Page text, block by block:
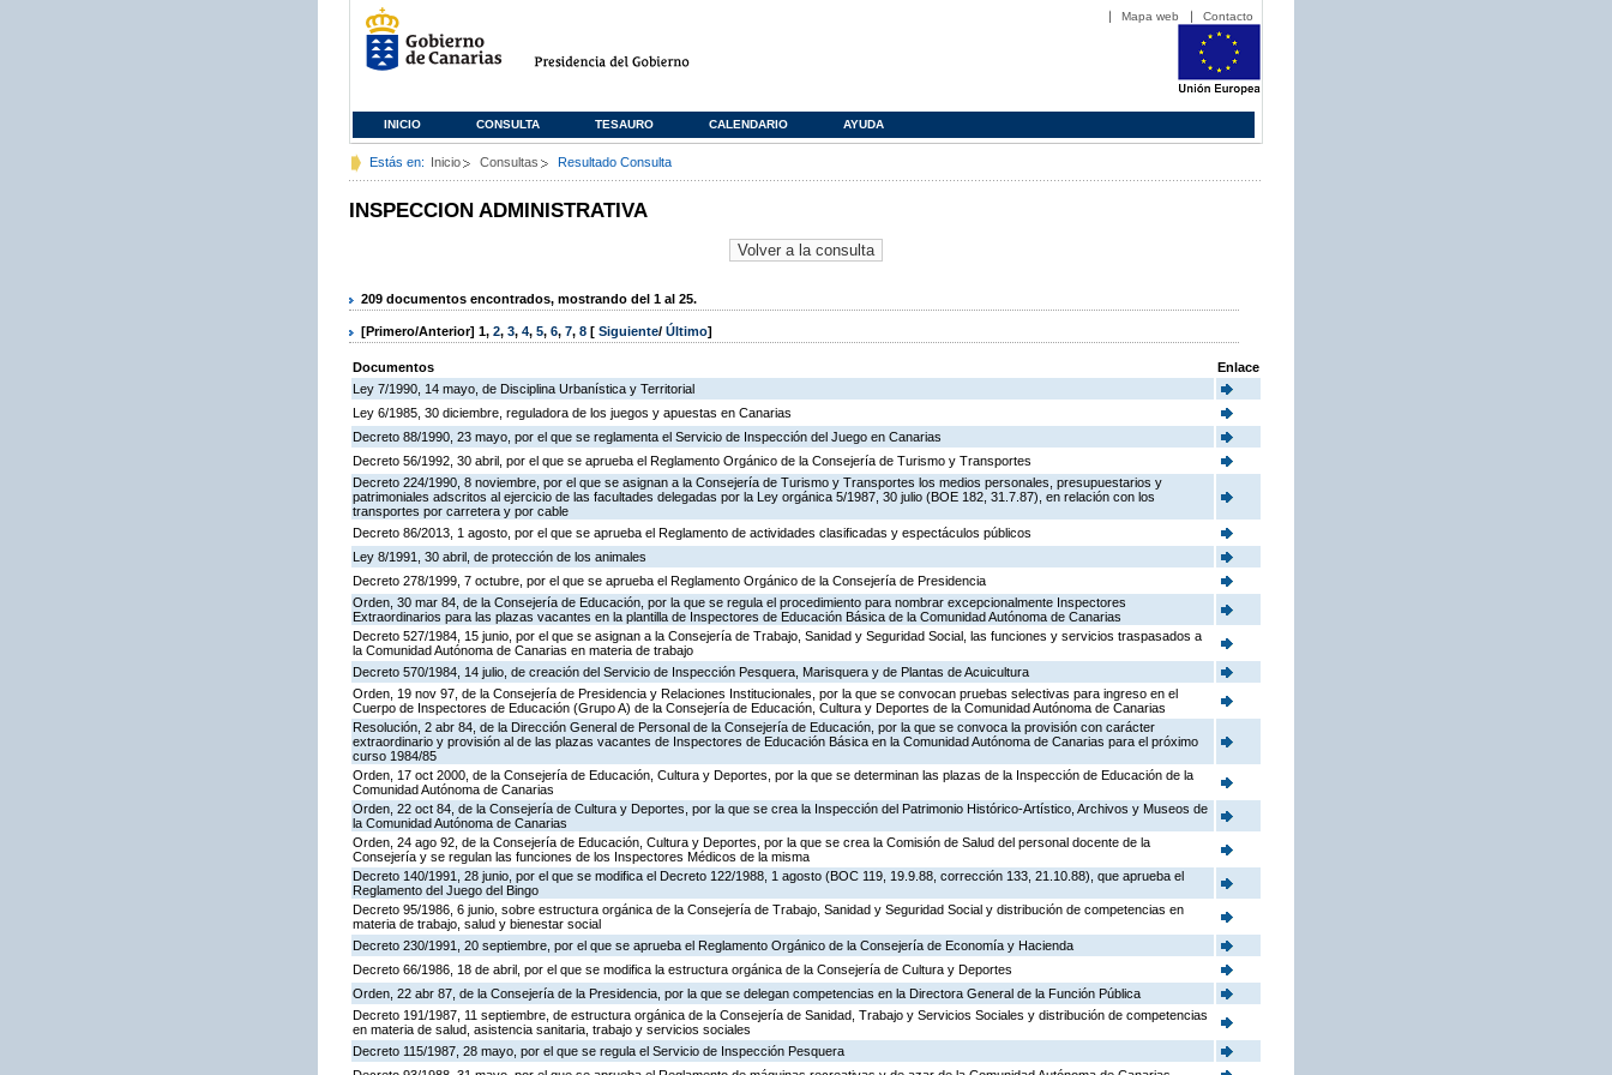
Mapa web Contacto
INICIO CONSULTA TESAURO CALENDARIO AYUDA
Estás en: Inicio Consultas Resultado Consulta
INSPECCION ADMINISTRATIVA
209 documentos encontrados, mostrando del 1 al 25.
[Primero/Anterior] 1, 2, 3, 4, 5, 6, 7, 8 [ Siguiente/ Último]
Documentos
Enlace
Ley 7/1990, 14 mayo, de Disciplina Urbanística y Territorial
Ley 6/1985, 30 diciembre, reguladora de los juegos y apuestas en Canarias
Decreto 88/1990, 23 mayo, por el que se reglamenta el Servicio de Inspección del Juego en Canarias
Decreto 56/1992, 30 abril, por el que se aprueba el Reglamento Orgánico de la Consejería de Turismo y Transportes
Decreto 224/1990, 8 noviembre, por el que se asignan a la Consejería de Turismo y Transportes los medios personales, presupuestarios y
patrimoniales adscritos al ejercicio de las facultades delegadas por la Ley orgánica 5/1987, 30 julio (BOE 182, 31.7.87), en relación con los
transportes por carretera y por cable
Decreto 86/2013, 1 agosto, por el que se aprueba el Reglamento de actividades clasificadas y espectáculos públicos
Ley 8/1991, 30 abril, de protección de los animales
Decreto 278/1999, 7 octubre, por el que se aprueba el Reglamento Orgánico de la Consejería de Presidencia
Orden, 30 mar 84, de la Consejería de Educación, por la que se regula el procedimiento para nombrar excepcionalmente Inspectores
Extraordinarios para las plazas vacantes en la plantilla de Inspectores de Educación Básica de la Comunidad Autónoma de Canarias
Decreto 527/1984, 15 junio, por el que se asignan a la Consejería de Trabajo, Sanidad y Seguridad Social, las funciones y servicios traspasados a
la Comunidad Autónoma de Canarias en materia de trabajo
Decreto 570/1984, 14 julio, de creación del Servicio de Inspección Pesquera, Marisquera y de Plantas de Acuicultura
Orden, 19 nov 97, de la Consejería de Presidencia y Relaciones Institucionales, por la que se convocan pruebas selectivas para ingreso en el
Cuerpo de Inspectores de Educación (Grupo A) de la Consejería de Educación, Cultura y Deportes de la Comunidad Autónoma de Canarias
Resolución, 2 abr 84, de la Dirección General de Personal de la Consejería de Educación, por la que se convoca la provisión con carácter
extraordinario y provisión al de las plazas vacantes de Inspectores de Educación Básica en la Comunidad Autónoma de Canarias para el próximo
curso 1984/85
Orden, 17 oct 2000, de la Consejería de Educación, Cultura y Deportes, por la que se determinan las plazas de la Inspección de Educación de la
Comunidad Autónoma de Canarias
Orden, 22 oct 84, de la Consejería de Cultura y Deportes, por la que se crea la Inspección del Patrimonio Histórico-Artístico, Archivos y Museos de
la Comunidad Autónoma de Canarias
Orden, 24 ago 92, de la Consejería de Educación, Cultura y Deportes, por la que se crea la Comisión de Salud del personal docente de la
Consejería y se regulan las funciones de los Inspectores Médicos de la misma
Decreto 140/1991, 28 junio, por el que se modifica el Decreto 122/1988, 1 agosto (BOC 119, 19.9.88, corrección 133, 21.10.88), que aprueba el
Reglamento del Juego del Bingo
Decreto 95/1986, 6 junio, sobre estructura orgánica de la Consejería de Trabajo, Sanidad y Seguridad Social y distribución de competencias en
materia de trabajo, salud y bienestar social
Decreto 230/1991, 20 septiembre, por el que se aprueba el Reglamento Orgánico de la Consejería de Economía y Hacienda
Decreto 66/1986, 18 de abril, por el que se modifica la estructura orgánica de la Consejería de Cultura y Deportes
Orden, 22 abr 87, de la Consejería de la Presidencia, por la que se delegan competencias en la Directora General de la Función Pública
Decreto 191/1987, 11 septiembre, de estructura orgánica de la Consejería de Sanidad, Trabajo y Servicios Sociales y distribución de competencias
en materia de salud, asistencia sanitaria, trabajo y servicios sociales
Decreto 115/1987, 28 mayo, por el que se regula el Servicio de Inspección Pesquera